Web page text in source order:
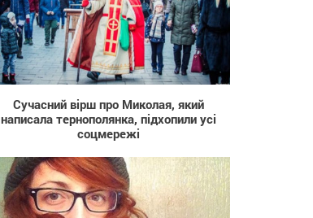
56 616
Сучасний вірш про Миколая, який
написала тернополянка, підхопили усі
соцмережі